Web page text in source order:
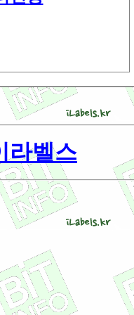
라벨스